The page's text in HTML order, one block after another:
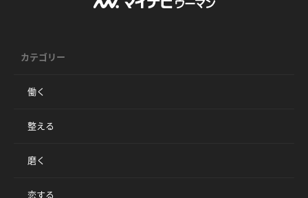
カテゴリー
働く
整える
磨く
恋する